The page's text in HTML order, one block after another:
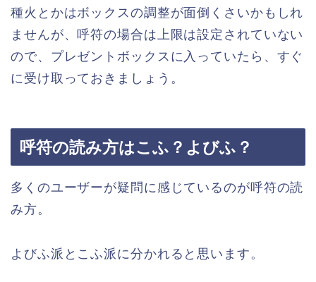
種火とかはボックスの調整が面倒くさいかもしれ
ませんが、呼符の場合は上限は設定されていない
ので、プレゼントボックスに入っていたら、すぐ
に受け取っておきましょう。
呼符の読み方はこふ？よびふ？
多くのユーザーが疑問に感じているのが呼符の読
み方。
よびふ派とこふ派に分かれると思います。